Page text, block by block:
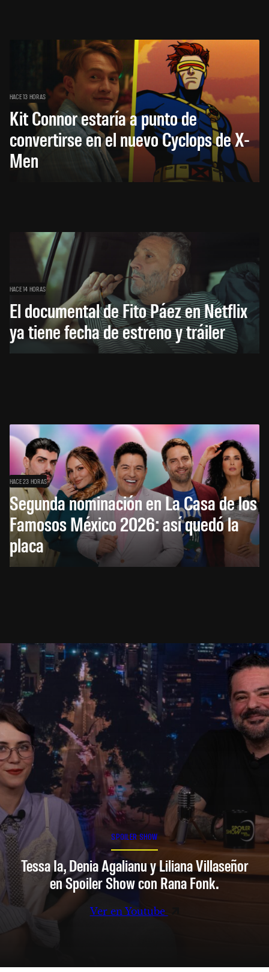
HACE 13 HORAS
Kit Connor estaría a punto de
convertirse en el nuevo Cyclops de X-
Men
HACE 14 HORAS
El documental de Fito Páez en Netflix
ya tiene fecha de estreno y tráiler
HACE 23 HORAS
Segunda nominación en La Casa de los
Famosos México 2026: así quedó la
placa
SPOILER SHOW
Tessa Ia, Denia Agalianu y Liliana Villaseñor
en Spoiler Show con Rana Fonk.
Ver en Youtube